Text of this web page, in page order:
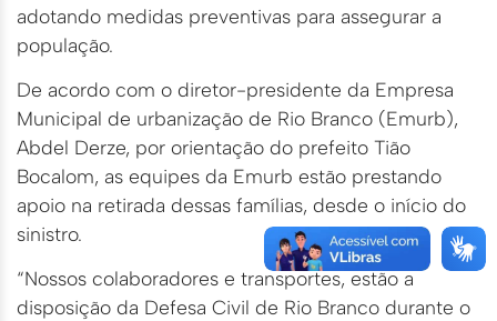
adotando medidas preventivas para assegurar a
população.
De acordo com o diretor-presidente da Empresa
Municipal de urbanização de Rio Branco (Emurb),
Abdel Derze, por orientação do prefeito Tião
Bocalom, as equipes da Emurb estão prestando
apoio na retirada dessas famílias, desde o início do
sinistro.
“Nossos colaboradores e transportes, estão a
disposição da Defesa Civil de Rio Branco durante o